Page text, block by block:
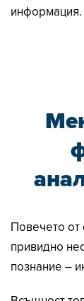
информация.
Повечето от
привидно
познание –